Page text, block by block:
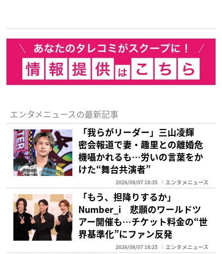
エンタメニュースの最新記事
「我らがリーダー」三山凌輝
密会報道で妻・趣里との離婚危
機囁かれるも…労いの言葉をか
けた“舞台共演者”
2026/08/07 18:35 エンタメニュース
「もう、担降りするか」
Number_i 悲願のワールドツ
アー開催も…チケット料金の“世
界基準化”にファン反発
2026/08/07 18:25 エンタメニュース